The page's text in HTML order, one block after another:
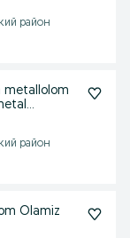
район
metallolom
район
Olamiz